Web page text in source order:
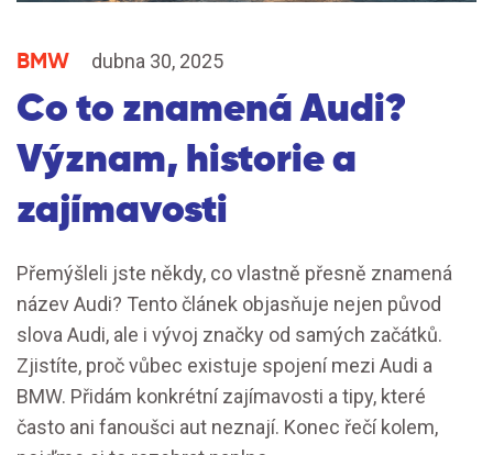
BMW dubna 30, 2025
Co to znamená Audi?
Význam, historie a
zajímavosti
Přemýšleli jste někdy, co vlastně přesně znamená
název Audi? Tento článek objasňuje nejen původ
slova Audi, ale i vývoj značky od samých začátků.
Zjistíte, proč vůbec existuje spojení mezi Audi a
BMW. Přidám konkrétní zajímavosti a tipy, které
často ani fanoušci aut neznají. Konec řečí kolem,